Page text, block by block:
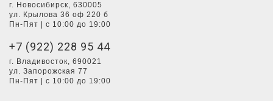
г. Новосибирск, 630005
ул. Крылова 36 оф 220 б
Пн-Пят | с 10:00 до 19:00
+7 (922) 228 95 44
г. Владивосток, 690021
ул. Запорожская 77
Пн-Пят | с 10:00 до 19:00